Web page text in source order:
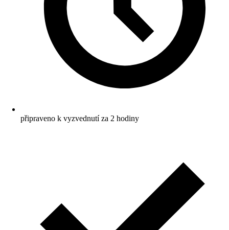
připraveno k vyzvednutí za 2 hodiny